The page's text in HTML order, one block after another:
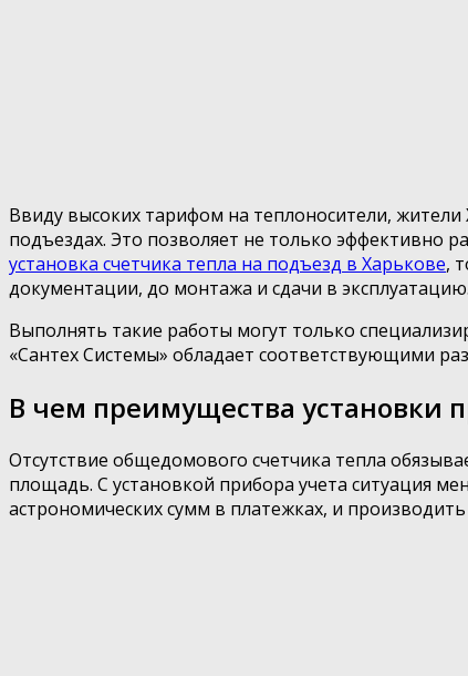
Ввиду высоких тарифом на теплоносители,
подъездах. Это позволяет не только эффективно
установка счетчика тепла на подъезд в Харькове,
документации, до монтажа и сдачи в эксплуатацию.
Выполнять такие работы могут только
«Сантех Системы» обладает соответствующими
В чем преимущества установки
Отсутствие общедомового счетчика тепла
площадь. С установкой прибора учета ситуация
астрономических сумм в платежках, и